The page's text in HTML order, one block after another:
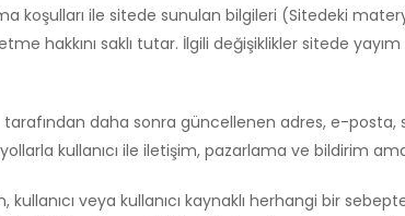
ile sitede sunulan bilgileri (Sitedeki
hakkını saklı tutar. İlgili değişiklikler sitede yayım
tarafından daha sonra güncellenen adres, e-
kullanıcı ile iletişim, pazarlama ve bildirim
veya kullanıcı kaynaklı herhangi bir